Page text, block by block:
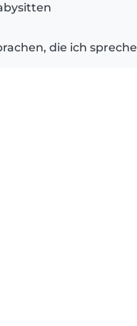
die ich spreche